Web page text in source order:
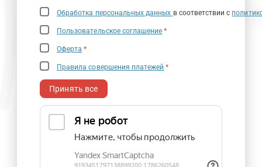
Обработка персональных данных в соответствии с
Пользовательское соглашение *
Оферта *
Правила совершения платежей *
Принять все